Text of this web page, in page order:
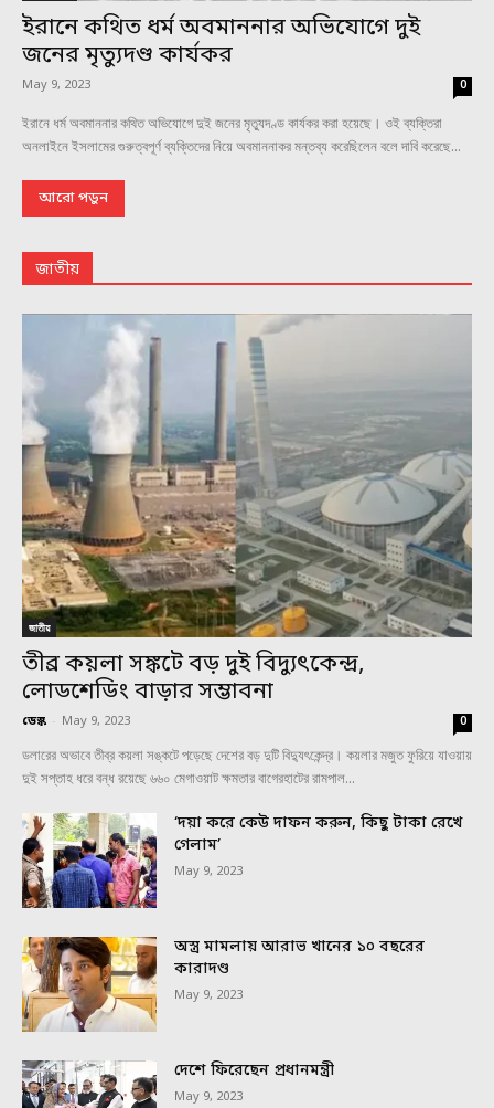
ইরানে কথিত ধর্ম অবমাননার অভিযোগে দুই
জনের মৃত্যুদণ্ড কার্যকর
May 9, 2023 0
ইরানে ধর্ম অবমাননার কথিত অভিযোগে দুই জনের মৃত্যুদণ্ড কার্যকর করা হয়েছে। ওই ব্যক্তিরা
অনলাইনে ইসলামের গুরুত্বপূর্ণ ব্যক্তিদের নিয়ে অবমাননাকর মন্তব্য করেছিলেন বলে দাবি করেছে...
আরো পড়ুন
জাতীয়
জাতীয়
তীব্র কয়লা সঙ্কটে বড় দুই বিদ্যুৎকেন্দ্র,
লোডশেডিং বাড়ার সম্ভাবনা
ডেস্ক - May 9, 2023 0
ডলারের অভাবে তীব্র কয়লা সঙ্কটে পড়েছে দেশের বড় দুটি বিদ্যুৎকেন্দ্র। কয়লার মজুত ফুরিয়ে যাওয়ায়
দুই সপ্তাহ ধরে বন্ধ রয়েছে ৬৬০ মেগাওয়াট ক্ষমতার বাগেরহাটের রামপাল...
‘দয়া করে কেউ দাফন করুন, কিছু টাকা রেখে
গেলাম’
May 9, 2023
অস্ত্র মামলায় আরাভ খানের ১০ বছরের
কারাদণ্ড
May 9, 2023
দেশে ফিরেছেন প্রধানমন্ত্রী
May 9, 2023